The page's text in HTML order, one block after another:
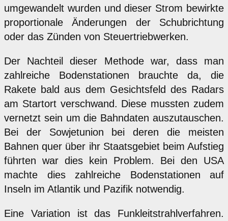
umgewandelt wurden und dieser Strom bewirkte
proportionale Änderungen der Schubrichtung
oder das Zünden von Steuertriebwerken.
Der Nachteil dieser Methode war, dass man
zahlreiche Bodenstationen brauchte da, die
Rakete bald aus dem Gesichtsfeld des Radars
am Startort verschwand. Diese mussten zudem
vernetzt sein um die Bahndaten auszutauschen.
Bei der Sowjetunion bei deren die meisten
Bahnen quer über ihr Staatsgebiet beim Aufstieg
führten war dies kein Problem. Bei den USA
machte dies zahlreiche Bodenstationen auf
Inseln im Atlantik und Pazifik notwendig.
Eine Variation ist das Funkleitstrahlverfahren.